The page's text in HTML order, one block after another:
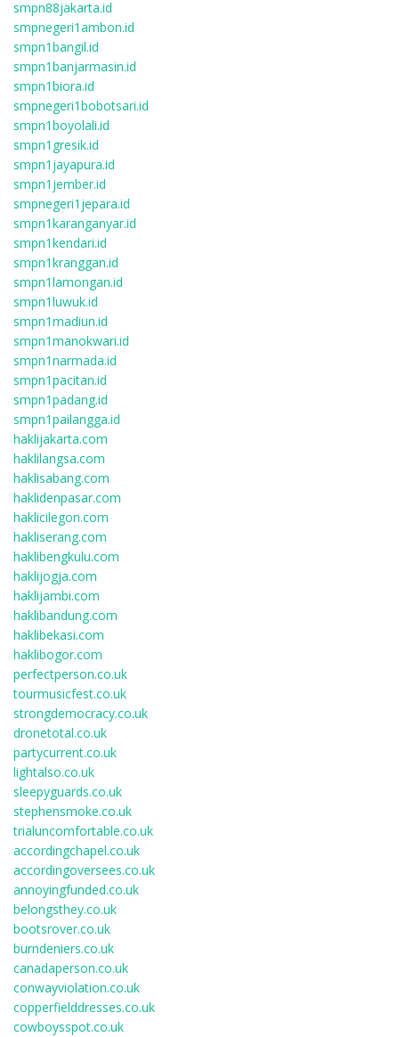
smpn88jakarta.id
smpnegeri1ambon.id
smpn1bangil.id
smpn1banjarmasin.id
smpn1biora.id
smpnegeri1bobotsari.id
smpn1boyolali.id
smpn1gresik.id
smpn1jayapura.id
smpn1jember.id
smpnegeri1jepara.id
smpn1karanganyar.id
smpn1kendari.id
smpn1kranggan.id
smpn1lamongan.id
smpn1luwuk.id
smpn1madiun.id
smpn1manokwari.id
smpn1narmada.id
smpn1pacitan.id
smpn1padang.id
smpn1pailangga.id
haklijakarta.com
haklilangsa.com
haklisabang.com
haklidenpasar.com
haklicilegon.com
hakliserang.com
haklibengkulu.com
haklijogja.com
haklijambi.com
haklibandung.com
haklibekasi.com
haklibogor.com
perfectperson.co.uk
tourmusicfest.co.uk
strongdemocracy.co.uk
dronetotal.co.uk
partycurrent.co.uk
lightalso.co.uk
sleepyguards.co.uk
stephensmoke.co.uk
trialuncomfortable.co.uk
accordingchapel.co.uk
accordingoversees.co.uk
annoyingfunded.co.uk
belongsthey.co.uk
bootsrover.co.uk
burndeniers.co.uk
canadaperson.co.uk
conwayviolation.co.uk
copperfielddresses.co.uk
cowboysspot.co.uk